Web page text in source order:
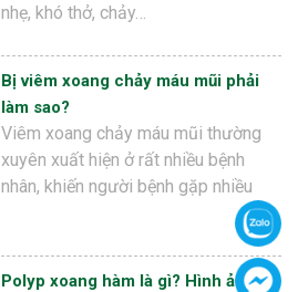
nhẹ, khó thở, chảy…
Bị viêm xoang chảy máu mũi phải
làm sao?
Viêm xoang chảy máu mũi thường
xuyên xuất hiện ở rất nhiều bệnh
nhân, khiến người bệnh gặp nhiều
Polyp xoang hàm là gì? Hình ảnh